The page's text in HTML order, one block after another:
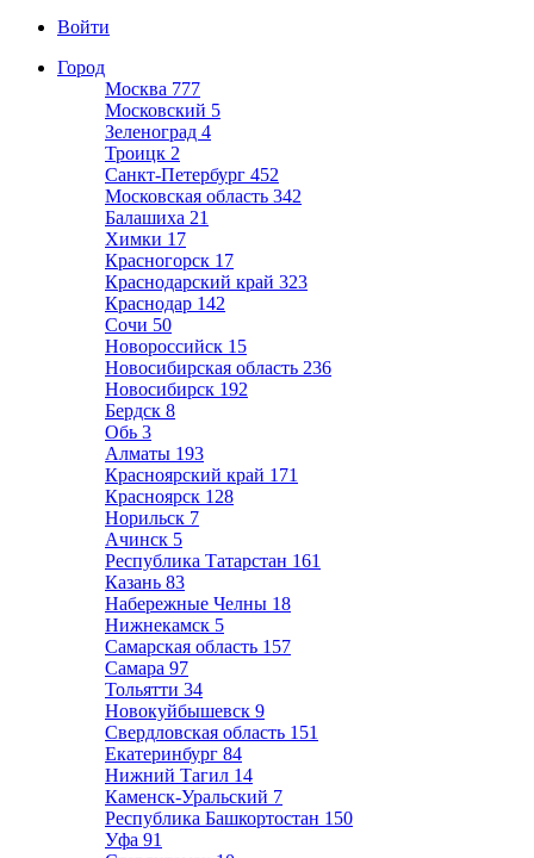
Войти
Город
Москва 777
Московский 5
Зеленоград 4
Троицк 2
Санкт-Петербург 452
Московская область 342
Балашиха 21
Химки 17
Красногорск 17
Краснодарский край 323
Краснодар 142
Сочи 50
Новороссийск 15
Новосибирская область 236
Новосибирск 192
Бердск 8
Обь 3
Алматы 193
Красноярский край 171
Красноярск 128
Норильск 7
Ачинск 5
Республика Татарстан 161
Казань 83
Набережные Челны 18
Нижнекамск 5
Самарская область 157
Самара 97
Тольятти 34
Новокуйбышевск 9
Свердловская область 151
Екатеринбург 84
Нижний Тагил 14
Каменск-Уральский 7
Республика Башкортостан 150
Уфа 91